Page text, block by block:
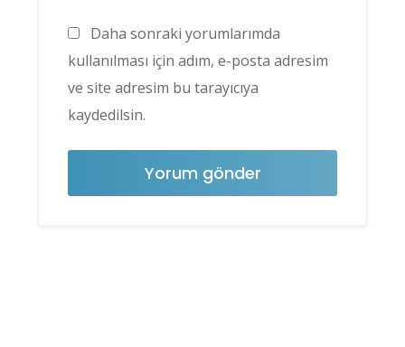
Daha sonraki yorumlarımda
kullanılması için adım, e-posta adresim
ve site adresim bu tarayıcıya
kaydedilsin.